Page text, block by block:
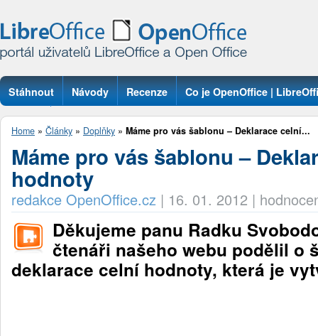
Stáhnout Návody Recenze Co je OpenOffice |
Otázky
Home » Články » Doplňky » Máme pro vás šablonu – Deklarace celní...
Máme pro vás šablonu –
hodnoty
redakce OpenOffice.cz | 16. 01. 2012 |
Děkujeme panu Radku
čtenáři našeho webu podělil o
deklarace celní hodnoty, která je